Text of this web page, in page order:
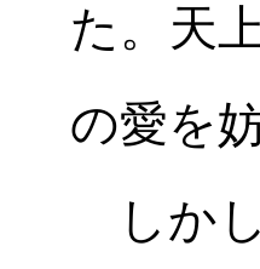
た。天
の愛を
しか